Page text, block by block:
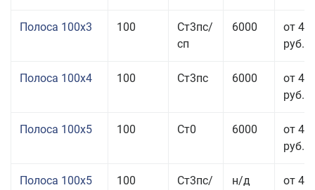
Полоса 100x3 100
Ст3пс/
сп
6000
от 46
руб.
Полоса 100x4 100 Ст3пс 6000
от 46
руб.
Полоса 100x5 100 Ст0 6000
от 46
руб.
Полоса 100x5 100
Ст3пс/
н/д
от 46